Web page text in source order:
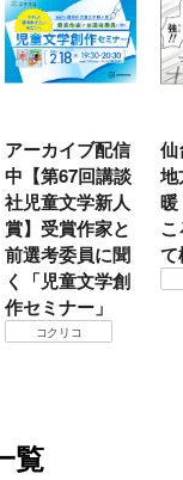
アーカイブ配信
中【第67回講談
社児童文学新人
賞】受賞作家と
前選考委員に聞
く「児童文学創
作セミナー」
コクリコ
仙
地
て
覧